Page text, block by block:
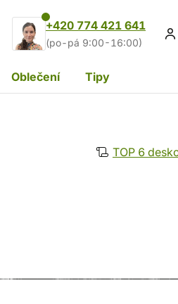
+420 774 421 641
(po-pá 9:00-16:00)
Oblečení Tipy
TOP 6